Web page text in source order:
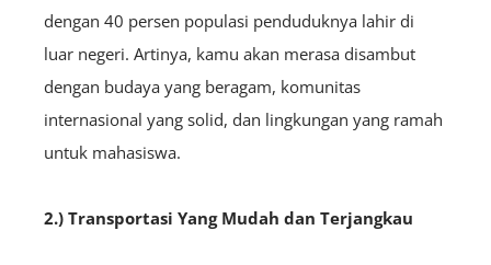
dengan 40 persen populasi penduduknya lahir di
luar negeri. Artinya, kamu akan merasa disambut
dengan budaya yang beragam, komunitas
internasional yang solid, dan lingkungan yang ramah
untuk mahasiswa.
2.) Transportasi Yang Mudah dan Terjangkau